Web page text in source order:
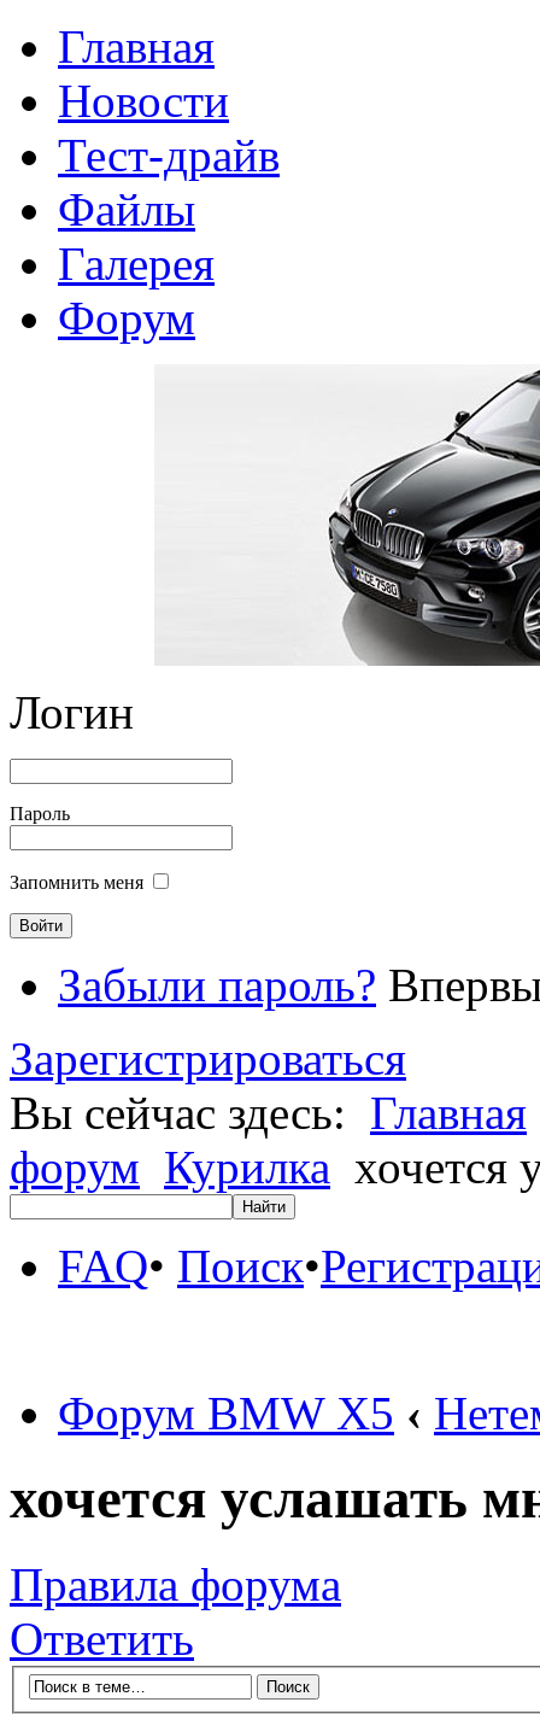
Главная
Новости
Тест-драйв
Файлы
Галерея
Форум
Логин
Пароль
Запомнить меня
Забыли пароль?
Зарегистрироваться
Вы сейчас здесь: Главная
форум Курилка хочется
FAQ• Поиск•
Форум BMW X5 ‹
хочется услашать
Правила форума
Ответить